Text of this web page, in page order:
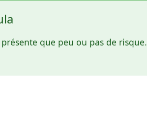
que peu ou pas de risque.